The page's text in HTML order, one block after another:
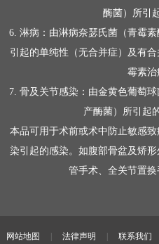
酶菌）所引
6. 淋病：由淋病奈瑟氏菌（青霉
引起的单纯性（无合并症）及有
霉素治
7. 骨及关节感染：由金黄色葡萄
产酶菌）所引起
本品可用于术前或术中防止敏感
染引起的感染。如腹部骨盆及矫
管手术、全关节置换
网站地图 法律声明 联系我们